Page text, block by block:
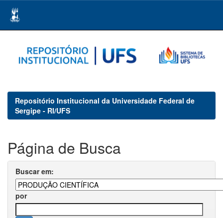
navigation
Repositório Institucional da Universidade Federal de
Sergipe - RI/UFS
Página de Busca
Buscar em:
por